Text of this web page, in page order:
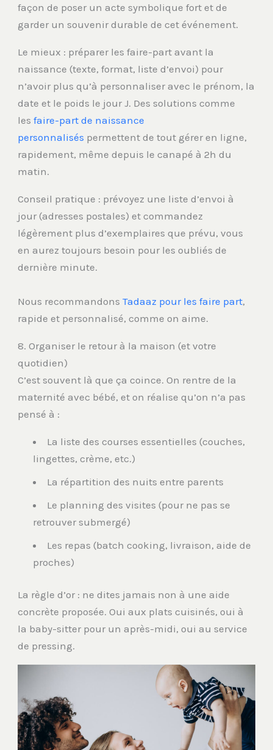
façon de poser un acte symbolique fort et de
garder un souvenir durable de cet événement.
Le mieux : préparer les faire-part avant la
naissance (texte, format, liste d’envoi) pour
n’avoir plus qu’à personnaliser avec le prénom, la
date et le poids le jour J. Des solutions comme
lesfaire-part de naissance
personnalisés permettent de tout gérer en ligne,
rapidement, même depuis le canapé à 2h du
matin.
Conseil pratique : prévoyez une liste d’envoi à
jour (adresses postales) et commandez
légèrement plus d’exemplaires que prévu, vous
en aurez toujours besoin pour les oubliés de
dernière minute.
Nous recommandonsTadaaz pour les faire part,
rapide et personnalisé, comme on aime.
8. Organiser le retour à la maison (et votre
quotidien)
C’est souvent là que ça coince. On rentre de la
maternité avec bébé, et on réalise qu’on n’a pas
pensé à :
La liste des courses essentielles (couches,
lingettes, crème, etc.)
La répartition des nuits entre parents
Le planning des visites (pour ne pas se
retrouver submergé)
Les repas (batch cooking, livraison, aide de
proches)
La règle d’or : ne dites jamais non à une aide
concrète proposée. Oui aux plats cuisinés, oui à
la baby-sitter pour un après-midi, oui au service
de pressing.